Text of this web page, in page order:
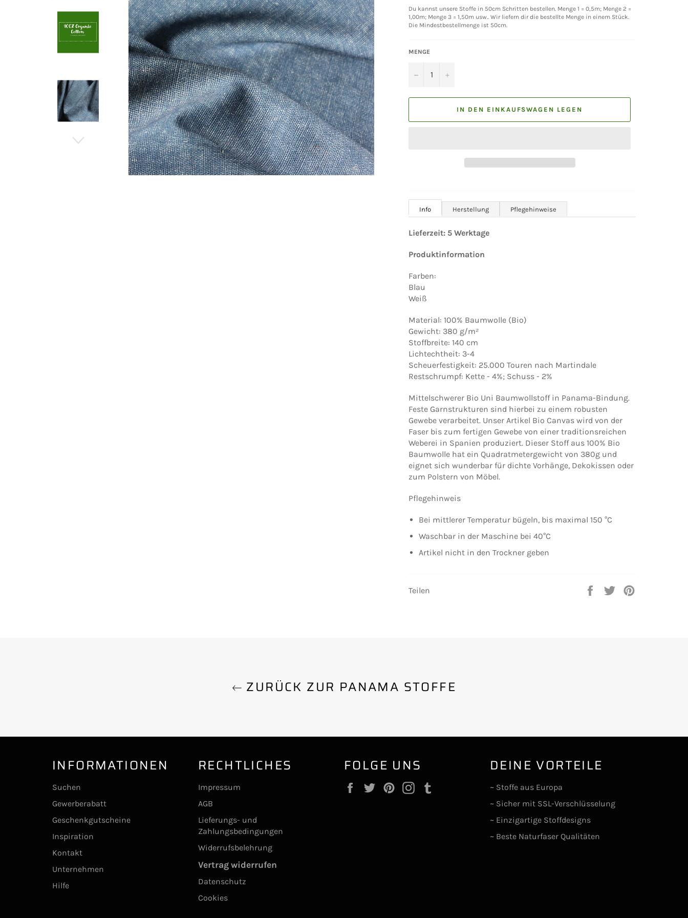
Du kannst unsere Stoffe in 50cm Schritten bestellen. Menge 1 = 0,5m; Menge 2 =
1,00m; Menge 3 = 1,50m usw.. Wir liefern dir die bestellte Menge in einem Stück.
Die Mindestbestellmenge ist 50cm.
MENGE
− +
IN DEN EINKAUFSWAGEN LEGEN
Info Herstellung Pflegehinweise
Lieferzeit: 5 Werktage
Produktinformation
Farben:
Blau
Weiß
Material: 100% Baumwolle (Bio)
Gewicht: 380 g/m²
Stoffbreite: 140 cm
Lichtechtheit: 3-4
Scheuerfestigkeit: 25.000 Touren nach Martindale
Restschrumpf: Kette - 4%; Schuss - 2%
Mittelschwerer Bio Uni Baumwollstoff in Panama-Bindung.
Feste Garnstrukturen sind hierbei zu einem robusten
Gewebe verarbeitet. Unser Artikel Bio Canvas wird von der
Faser bis zum fertigen Gewebe von einer traditionsreichen
Weberei in Spanien produziert. Dieser Stoff aus 100% Bio
Baumwolle hat ein Quadratmetergewicht von 380g und
eignet sich wunderbar für dichte Vorhänge, Dekokissen oder
zum Polstern von Möbel.
Pflegehinweis
Bei mittlerer Temperatur bügeln, bis maximal 150 °C
Waschbar in der Maschine bei 40°C
Artikel nicht in den Trockner geben
Teilen
Auf
Auf
ZURÜCK ZUR PANAMA STOFFE
INFORMATIONEN
Suchen
Gewerberabatt
Geschenkgutscheine
Inspiration
Kontakt
Unternehmen
Hilfe
RECHTLICHES
Impressum
AGB
Lieferungs- und
Zahlungsbedingungen
Widerrufsbelehrung
Vertrag widerrufen
Datenschutz
Cookies
FOLGE UNS
FacebookTwitterPinterestInstagram
DEINE VORTEILE
~ Stoffe aus Europa
~ Sicher mit SSL-Verschlüsselung
~ Einzigartige Stoffdesigns
~ Beste Naturfaser Qualitäten